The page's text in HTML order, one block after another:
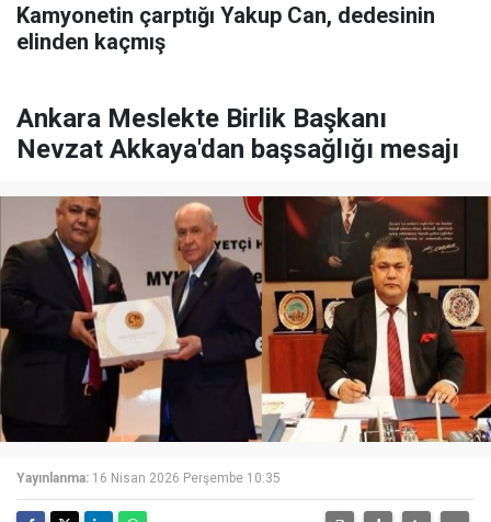
Kamyonetin çarptığı Yakup Can, dedesinin
elinden kaçmış
Ankara Meslekte Birlik Başkanı
Nevzat Akkaya'dan başsağlığı mesajı
Yayınlanma: 16 Nisan 2026 Perşembe 10:35